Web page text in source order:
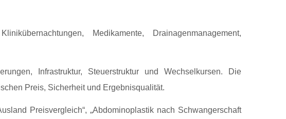
Medikamente, Drainagenmanagement,
Infrastruktur, Steuerstruktur und Wechselkursen. Die
Preis, Sicherheit und Ergebnisqualität.
Preisvergleich“, „Abdominoplastik nach Schwangerschaft